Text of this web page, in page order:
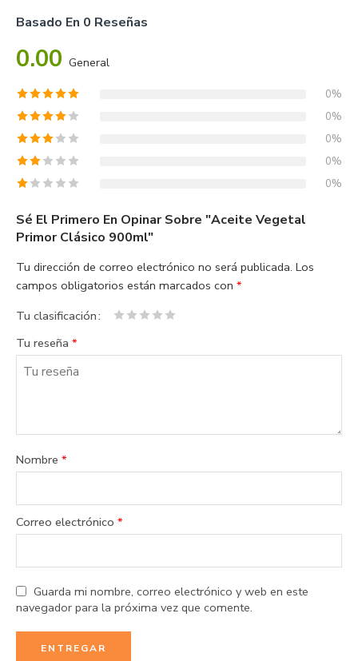
Basado En 0 Reseñas
0.00 General
0%
0%
0%
0%
0%
Sé El Primero En Opinar Sobre "Aceite Vegetal
Primor Clásico 900ml"
Tu dirección de correo electrónico no será publicada. Los
campos obligatorios están marcados con *
Tu clasificación
Tu reseña *
Nombre *
Correo electrónico *
Guarda mi nombre, correo electrónico y web en este
navegador para la próxima vez que comente.